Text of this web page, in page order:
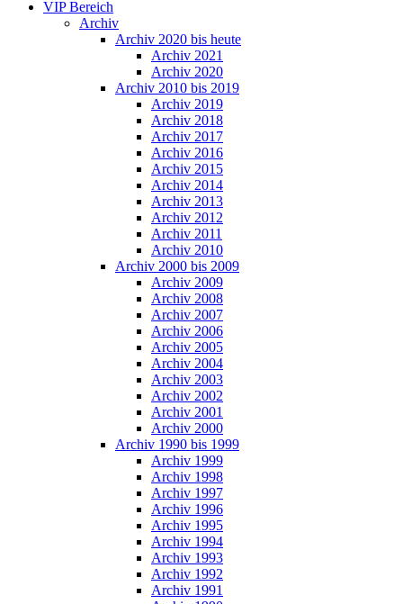
VIP Bereich
Archiv
Archiv 2020 bis heute
Archiv 2021
Archiv 2020
Archiv 2010 bis 2019
Archiv 2019
Archiv 2018
Archiv 2017
Archiv 2016
Archiv 2015
Archiv 2014
Archiv 2013
Archiv 2012
Archiv 2011
Archiv 2010
Archiv 2000 bis 2009
Archiv 2009
Archiv 2008
Archiv 2007
Archiv 2006
Archiv 2005
Archiv 2004
Archiv 2003
Archiv 2002
Archiv 2001
Archiv 2000
Archiv 1990 bis 1999
Archiv 1999
Archiv 1998
Archiv 1997
Archiv 1996
Archiv 1995
Archiv 1994
Archiv 1993
Archiv 1992
Archiv 1991